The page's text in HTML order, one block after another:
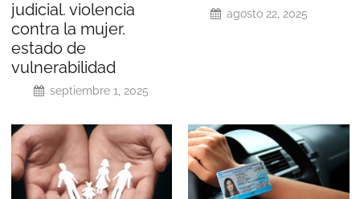
judicial. violencia
contra la mujer.
estado de
vulnerabilidad
septiembre 1, 2025
agosto 22, 2025